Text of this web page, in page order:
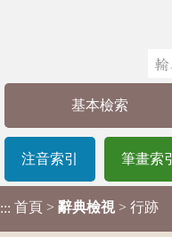
基本檢索
注音索引 筆畫索引
::: 首頁 > 辭典檢視 > 行跡